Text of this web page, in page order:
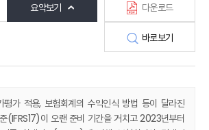
요약보기 다운로드
바로보기
평가 적용, 보험회계의 수익인식 방법 등이 달라진
(IFRS17)이 오랜 준비 기간을 거치고 2023년부터